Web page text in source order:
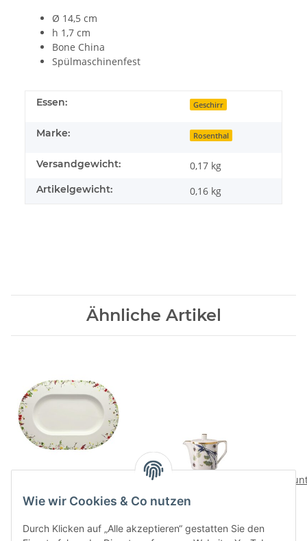
Ø 14,5 cm
h 1,7 cm
Bone China
Spülmaschinenfest
Essen: Geschirr
Marke: Rosenthal
Versandgewicht: 0,17 kg
Artikelgewicht: 0,16 kg
Ähnliche Artikel
41 cm
194,00 CHF*
175,00 CHF
Wie wir Cookies & Co nutzen
Durch Klicken auf „Alle akzeptieren“ gestatten Sie den